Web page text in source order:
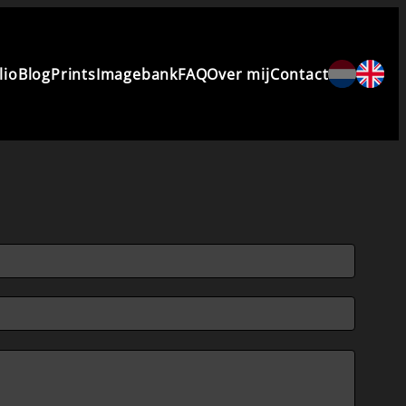
BlogPrintsImagebankFAQOver mijContact